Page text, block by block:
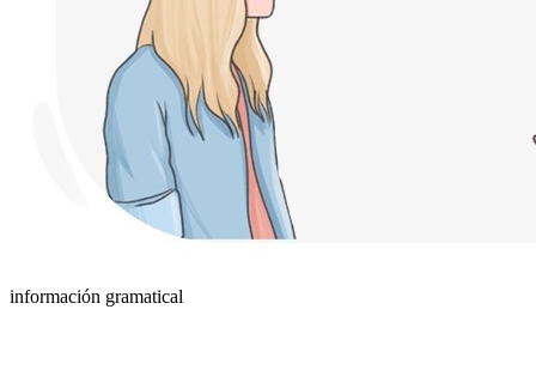
información gramatical